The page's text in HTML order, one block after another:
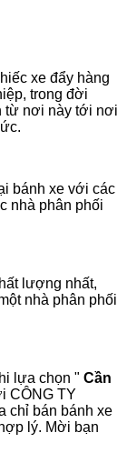
xe đẩy hàng
trong đời
từ nơi này tới nơi
bánh xe với các
nhà phân phối
lượng nhất,
nhà phân phối
lựa chọn " Cần
CÔNG TY
chỉ bán bánh xe
lý. Mời bạn